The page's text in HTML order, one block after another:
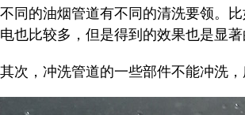
不同的油烟管道有不同的清洗要领。
电也比较多，但是得到的效果也是显著
其次，冲洗管道的一些部件不能冲洗